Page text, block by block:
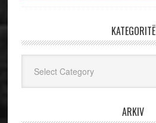
KATEGORITË
ARKIV